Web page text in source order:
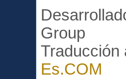
Group
Es.COM